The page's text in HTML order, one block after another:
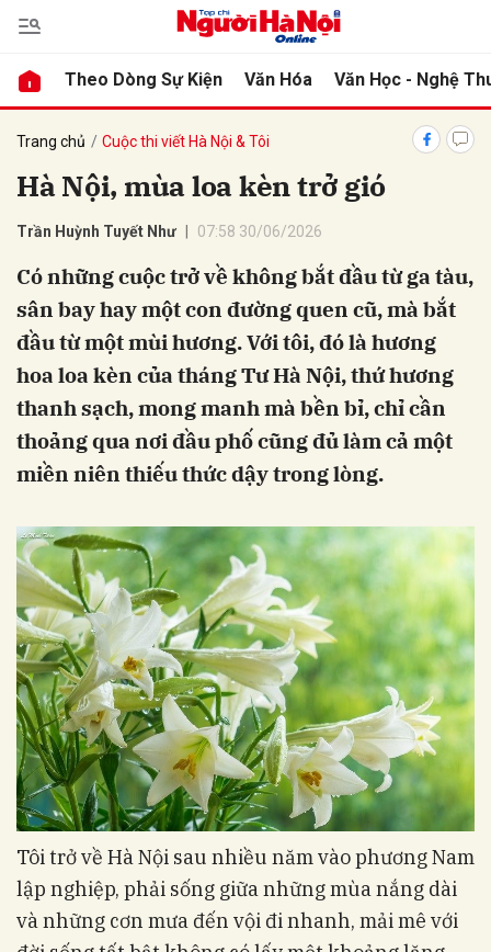
Theo Dòng Sự Kiện Văn Hóa Văn Học - Nghệ
Trang chủ Cuộc thi viết Hà Nội & Tôi
Hà Nội, mùa loa kèn trở gió
Trần Huỳnh Tuyết Như 07:58 30/06/2026
Có những cuộc trở về không bắt đầu từ ga tàu,
sân bay hay một con đường quen cũ, mà bắt
đầu từ một mùi hương. Với tôi, đó là hương
hoa loa kèn của tháng Tư Hà Nội, thứ hương
thanh sạch, mong manh mà bền bỉ, chỉ cần
thoảng qua nơi đầu phố cũng đủ làm cả một
miền niên thiếu thức dậy trong lòng.
Tôi trở về Hà Nội sau nhiều năm vào phương Nam
lập nghiệp, phải sống giữa những mùa nắng dài
và những cơn mưa đến vội đi nhanh, mải mê với
luận
Hủy